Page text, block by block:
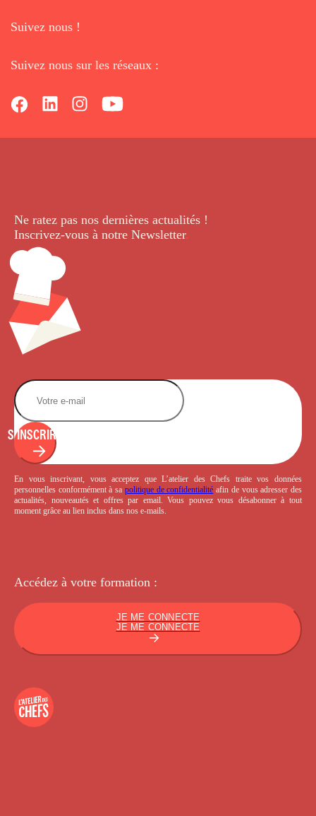
Suivez nous !
Suivez nous sur les réseaux :
Ne ratez pas nos dernières actualités !
Inscrivez-vous à notre Newsletter.
S'INSCRIRE
En vous inscrivant, vous acceptez que L’atelier des Chefs traite vos données
personnelles conformément à sa politique de confidentialité afin de vous adresser des
actualités, nouveautés et offres par email. Vous pouvez vous désabonner à tout
moment grâce au lien inclus dans nos e-mails.
Accédez à votre formation :
JE ME CONNECTE
JE ME CONNECTE